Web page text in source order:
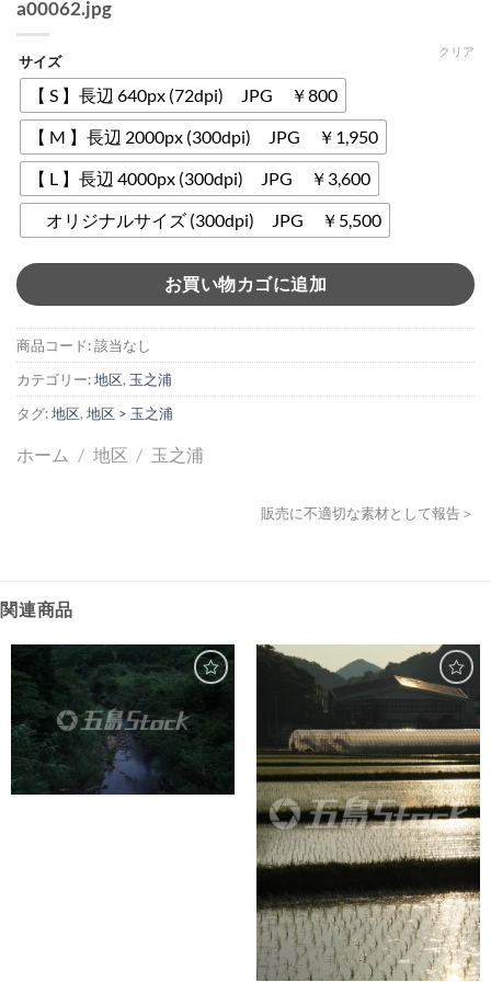
a00062.jpg
サイズ
【 S 】長辺 640px (72dpi) JPG ￥800
【 M 】長辺 2000px (300dpi) JPG ￥1,950
【 L 】長辺 4000px (300dpi) JPG ￥3,600
オリジナルサイズ (300dpi) JPG ￥5,500
クリア
お買い物カゴに追加
商品コード:該当なし
カテゴリー:地区, 玉之浦
タグ:地区, 地区 > 玉之浦
ホーム / 地区 / 玉之浦
販売に不適切な素材として報告＞
関連商品